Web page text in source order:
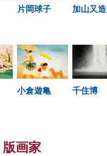
片岡球子 加山又造
小倉遊亀 千住博
版画家